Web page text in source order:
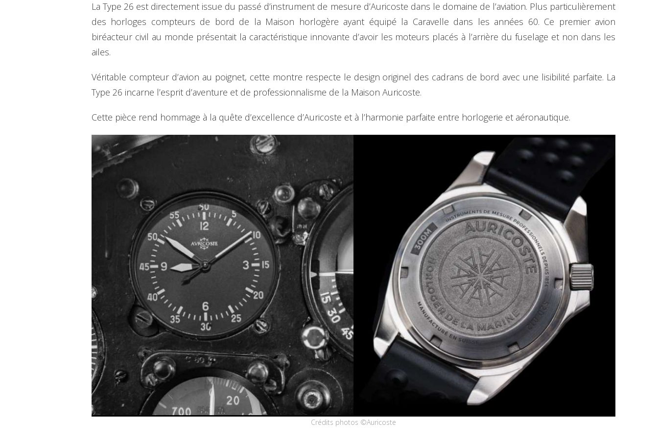
La Type 26 est directement issue du passé d’instrument de mesure d’Auricoste dans le domaine de l’aviation. Plus particulièrement
des horloges compteurs de bord de la Maison horlogère ayant équipé la Caravelle dans les années 60. Ce premier avion
biréacteur civil au monde présentait la caractéristique innovante d’avoir les moteurs placés à l’arrière du fuselage et non dans les
ailes.
Véritable compteur d’avion au poignet, cette montre respecte le design originel des cadrans de bord avec une lisibilité parfaite. La
Type 26 incarne l’esprit d’aventure et de professionnalisme de la Maison Auricoste.
Cette pièce rend hommage à la quête d’excellence d’Auricoste et à l’harmonie parfaite entre horlogerie et aéronautique.
Crédits photos ©Auricoste